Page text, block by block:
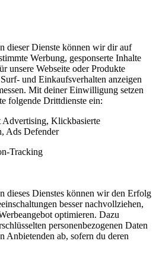
dieser Dienste können wir dir auf
Werbung, gesponserte Inhalte
unsere Webseite oder Produkte
und Einkaufsverhalten anzeigen
Mit deiner Einwilligung setzen
folgende Drittdienste ein:
Klickbasierte
Ads Defender
Tracking
dieses Dienstes können wir den Erfolg
besser nachvollziehen,
optimieren. Dazu
personenbezogenen Daten
Anbietenden ab, sofern du deren